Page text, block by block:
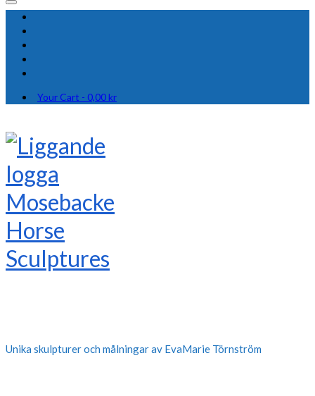
Your Cart - 0,00kr
Unika skulpturer och målningar av EvaMarie Törnström